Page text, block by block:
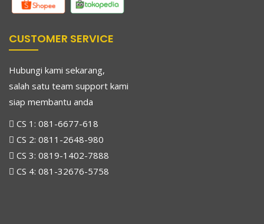
CUSTOMER SERVICE
Hubungi kami sekarang,
salah satu team support kami
siap membantu anda
CS 1: 081-6677-618
CS 2: 0811-2648-980
CS 3: 0819-1402-7888
CS 4: 081-32676-5758